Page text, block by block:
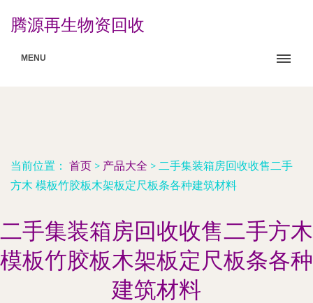
腾源再生物资回收
MENU
当前位置： 首页 > 产品大全 > 二手集装箱房回收收售二手
方木 模板竹胶板木架板定尺板条各种建筑材料
二手集装箱房回收收售二手方木
模板竹胶板木架板定尺板条各种
建筑材料